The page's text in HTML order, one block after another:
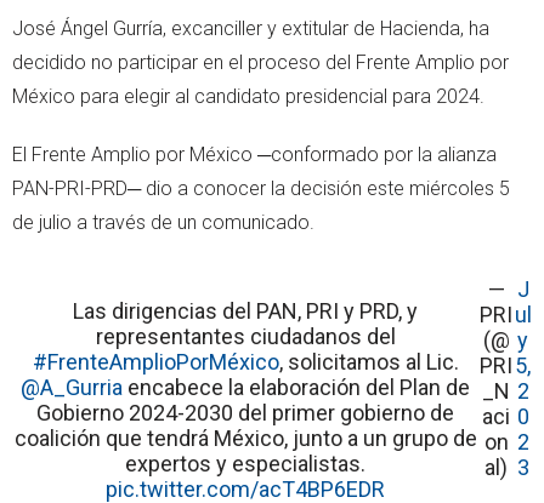
José Ángel Gurría, excanciller y extitular de Hacienda, ha
decidido no participar en el proceso del Frente Amplio por
México para elegir al candidato presidencial para 2024.
El Frente Amplio por México ─conformado por la alianza
PAN-PRI-PRD─ dio a conocer la decisión este miércoles 5
de julio a través de un comunicado.
Las dirigencias del PAN, PRI y PRD, y
representantes ciudadanos del
#FrenteAmplioPorMéxico, solicitamos al Lic.
@A_Gurria encabece la elaboración del Plan de
Gobierno 2024-2030 del primer gobierno de
coalición que tendrá México, junto a un grupo de
expertos y especialistas.
pic.twitter.com/acT4BP6EDR
—
PRI
(@
PRI
_N
aci
on
al)
J
ul
y
5,
2
0
2
3